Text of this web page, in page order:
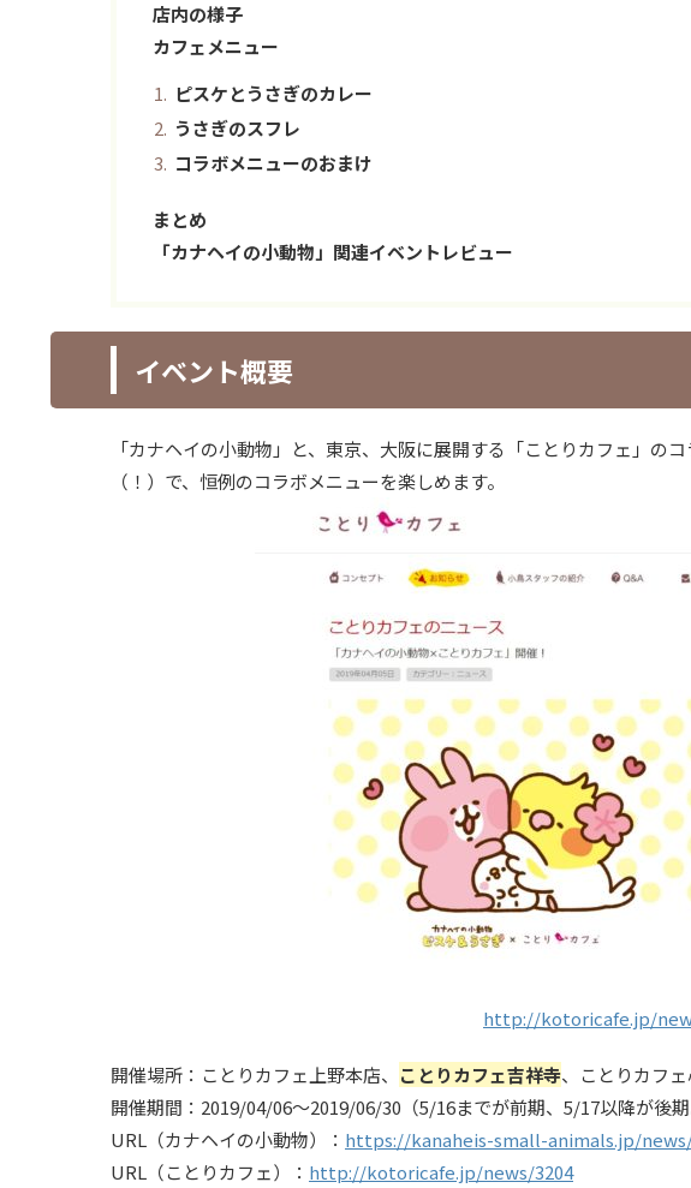
店内の様子
カフェメニュー
ピスケとうさぎのカレー
うさぎのスフレ
コラボメニューのおまけ
まとめ
「カナヘイの小動物」関連イベントレビュー
イベント概要
「カナヘイの小動物」と、東京、大阪に展開する「ことりカフェ」の
（！）で、恒例のコラボメニューを楽しめます。
http://kotoricafe.jp/
開催場所：ことりカフェ上野本店、 ことりカフェ吉祥寺、ことりカフ
開催期間：2019/04/06～2019/06/30（5/16までが前期、5/17以降が後
URL（カナヘイの小動物）： https://kanaheis-small-animals.jp/
URL（ことりカフェ）： http://kotoricafe.jp/news/3204